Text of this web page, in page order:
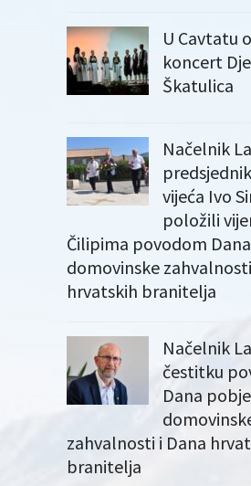
U Cavtatu
koncert
Škatulica
Načelnik
vijeća Ivo
položili
Čilipima povodom
domovinske
hrvatskih branitelja
Načelnik
čestitku
Dana
zahvalnosti i Dana
branitelja